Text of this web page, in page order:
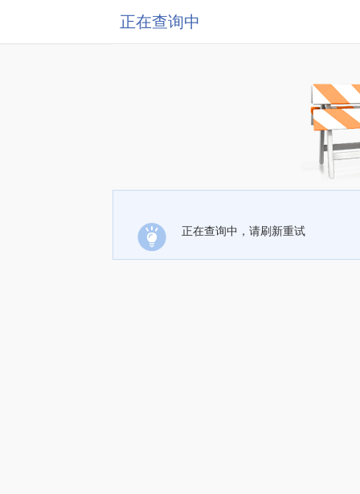
正在查询中
正在查询中，请刷新重试